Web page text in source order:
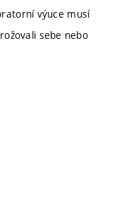
výuce musí
sebe nebo